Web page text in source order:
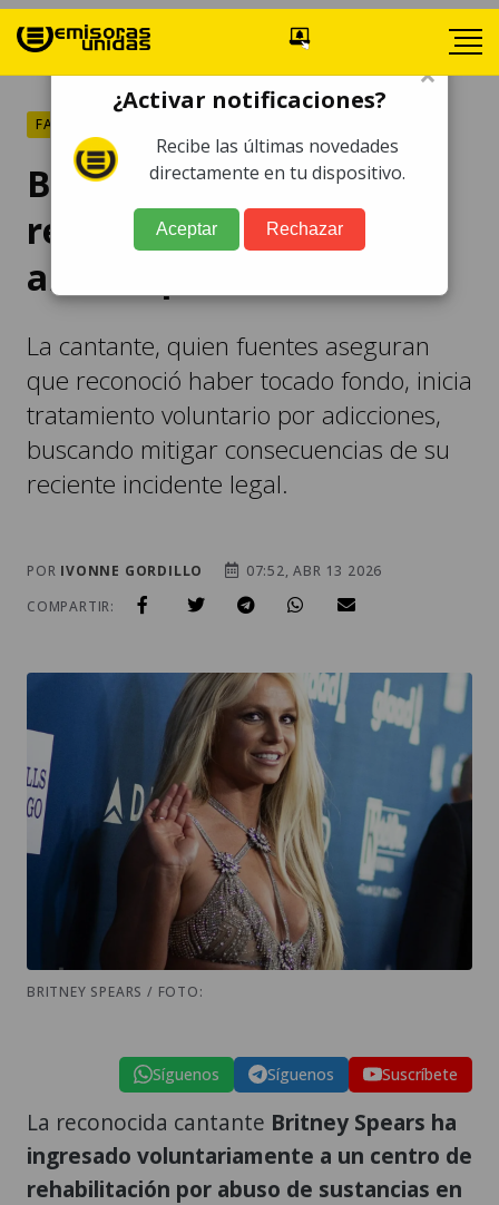
FARÁNDULA
Britney Spears ingresó a
rehabilitación tras
arresto por alcohol
La cantante, quien fuentes aseguran
que reconoció haber tocado fondo, inicia
tratamiento voluntario por adicciones,
buscando mitigar consecuencias de su
reciente incidente legal.
POR IVONNE GORDILLO
07:52, ABR 13 2026
COMPARTIR:
BRITNEY SPEARS / FOTO:
Síguenos Síguenos Suscríbete
La reconocida cantante Britney Spears ha
ingresado voluntariamente a un centro de
rehabilitación por abuso de sustancias en
×
¿Activar notificaciones?
Recibe las últimas novedades
directamente en tu dispositivo.
Aceptar Rechazar